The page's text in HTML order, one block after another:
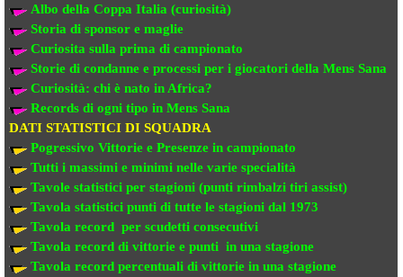
Albo della Coppa Italia (curiosità)
Storia di sponsor e maglie
Curiosita sulla prima di campionato
Storie di condanne e processi per i giocatori della Mens Sana
Curiosità: chi è nato in Africa?
Records di ogni tipo in Mens Sana
DATI STATISTICI DI SQUADRA
Pogressivo Vittorie e Presenze in campionato
Tutti i massimi e minimi nelle varie specialità
Tavole statistici per stagioni (punti rimbalzi tiri assist)
Tavola statistici punti di tutte le stagioni dal 1973
Tavola record per scudetti consecutivi
Tavola record di vittorie e punti in una stagione
Tavola record percentuali di vittorie in una stagione